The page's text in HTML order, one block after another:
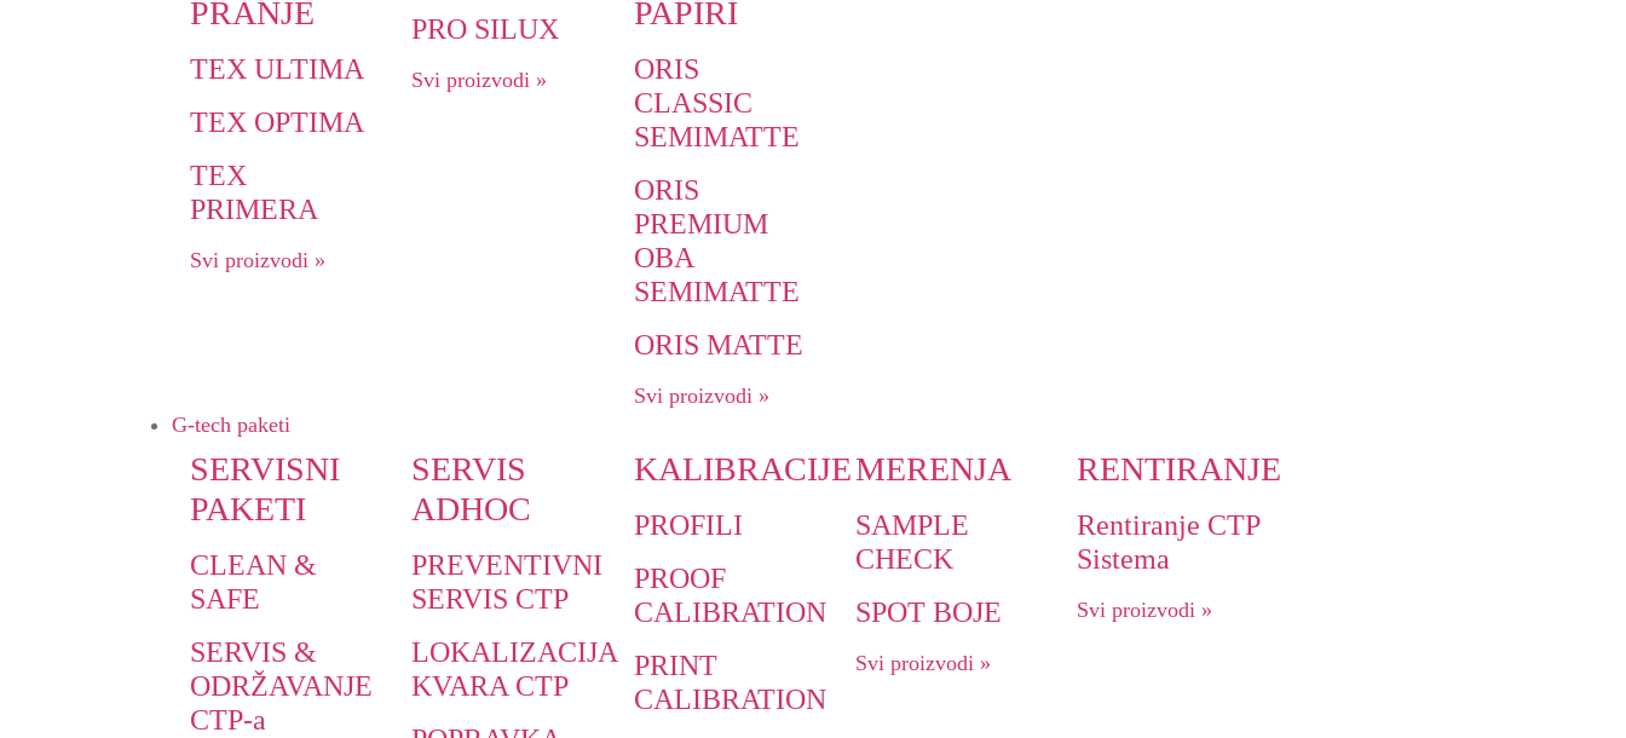
PRANJE
TEX ULTIMA
TEX OPTIMA
TEX
PRIMERA
Svi proizvodi »
PRO SILUX
Svi proizvodi »
PAPIRI
ORIS
CLASSIC
SEMIMATTE
ORIS
PREMIUM
OBA
SEMIMATTE
ORIS MATTE
Svi proizvodi »
G-tech paketi
SERVISNI
PAKETI
CLEAN &
SAFE
SERVIS &
ODRŽAVANJE
CTP-a
SERVIS
ADHOC
PREVENTIVNI
SERVIS CTP
LOKALIZACIJA
KVARA CTP
KALIBRACIJE
PROFILI
PROOF
CALIBRATION
PRINT
CALIBRATION
MERENJA
SAMPLE
CHECK
SPOT BOJE
Svi proizvodi »
RENTIRANJE
Rentiranje CTP
Sistema
Svi proizvodi »